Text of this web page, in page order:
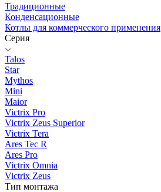
Традиционные
Конденсационные
Котлы для коммерческого применения
Серия
Talos
Star
Mythos
Mini
Maior
Victrix Pro
Victrix Zeus Superior
Victrix Tera
Ares Tec R
Ares Pro
Victrix Omnia
Victrix Zeus
Тип монтажа